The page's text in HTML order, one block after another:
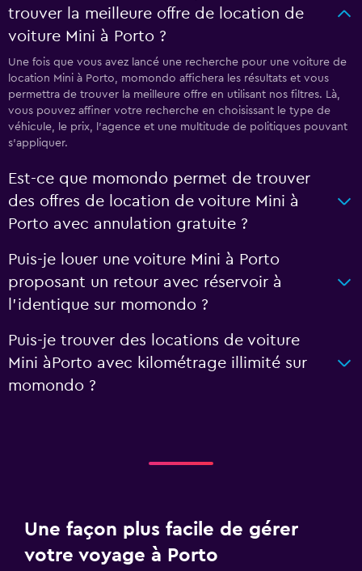
trouver la meilleure offre de location de
voiture Mini à Porto ?
Une fois que vous avez lancé une recherche pour une voiture de
location Mini à Porto, momondo affichera les résultats et vous
permettra de trouver la meilleure offre en utilisant nos filtres. Là,
vous pouvez affiner votre recherche en choisissant le type de
véhicule, le prix, l'agence et une multitude de politiques pouvant
s'appliquer.
Est-ce que momondo permet de trouver
des offres de location de voiture Mini à
Porto avec annulation gratuite ?
Puis-je louer une voiture Mini à Porto
proposant un retour avec réservoir à
l'identique sur momondo ?
Puis-je trouver des locations de voiture
Mini àPorto avec kilométrage illimité sur
momondo ?
Une façon plus facile de gérer
votre voyage à Porto